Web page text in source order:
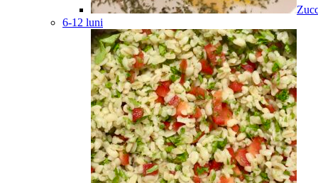
6-12 luni